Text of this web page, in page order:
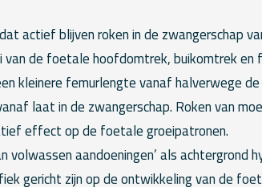
actief blijven roken in de zwangerschap
de foetale hoofdomtrek, buikomtrek en
kleinere femurlengte vanaf halverwege
laat in de zwangerschap. Roken van
effect op de foetale groeipatronen.
volwassen aandoeningen’ als achtergrond
gericht zijn op de ontwikkeling van de